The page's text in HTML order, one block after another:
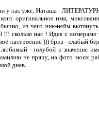
у нас уже, Наташа -
оригинальное имя,
из чего ник-нейм
сколько нас ! Идея с
настроение ))) бриз - слабый
- голубой и значение
не прячу, на фото моих
днев.